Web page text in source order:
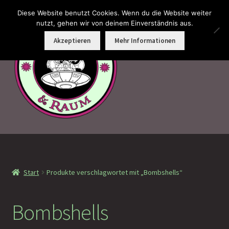
Zur
Navigation
Zum
Faramotos Sammelmünzen – Das Belohnungssystem für
MagicCon Münzen – Geschenke
Start Produkte verschlagwortet mit „Bombshells“
Bombshells
Diese Website benutzt Cookies. Wenn du die Website weiter
nutzt, gehen wir von deinem Einverständnis aus.
Akzeptieren Mehr Informationen